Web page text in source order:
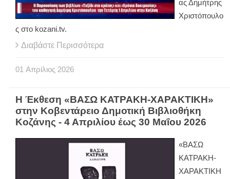
ας Δημήτρης
Χριστόπουλο
ς στο kozani.tv.
Διαβάστε Περισσότερα
01 Απρίλιος 2026
H Έκθεση «ΒΑΣΩ ΚΑΤΡΑΚΗ-ΧΑΡΑΚΤΙΚΗ»
στην Κοβεντάρειο Δημοτική Βιβλιοθήκη
Κοζάνης - 4 Απριλίου έως 30 Μαΐου 2026
«ΒΑΣΩ
ΚΑΤΡΑΚΗ-
ΧΑΡΑΚΤΙΚΗ